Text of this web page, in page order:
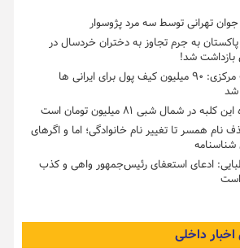
تهرانی توسط سه مرد پژوسوار
پاکستان به جرم تجاوز به دختران خردسال در
بازداشت شد!
بانک مرکزی: ۹۰ میلیون کیف پول برای ایرانی ها
شد
کلبه در شمال شبی ۸۱ میلیون تومان است
نام همسر تا تغییر نام خانوادگی؛ اما و اگرهای
ادعای استعفای رئیس‌جمهور واهی و کذب
داخلی